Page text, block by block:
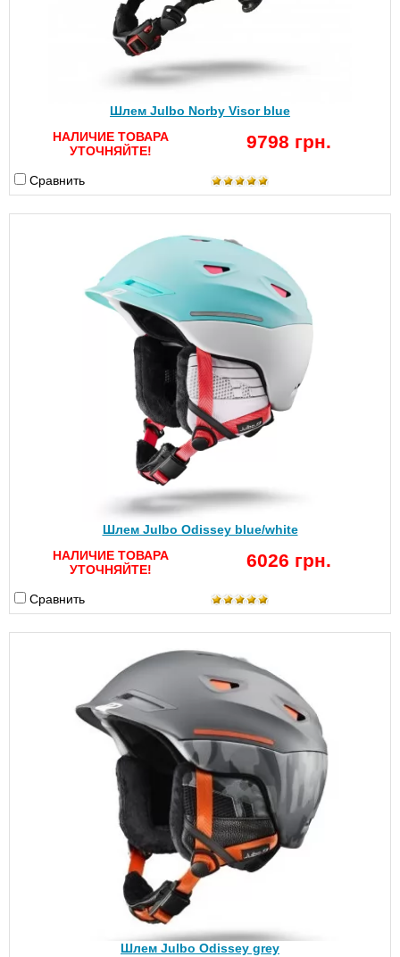
Шлем Julbo Norby Visor blue
НАЛИЧИЕ ТОВАРА
УТОЧНЯЙТЕ!
9798 грн.
Сравнить
Шлем Julbo Odissey blue/white
НАЛИЧИЕ ТОВАРА
УТОЧНЯЙТЕ!
6026 грн.
Сравнить
Шлем Julbo Odissey grey